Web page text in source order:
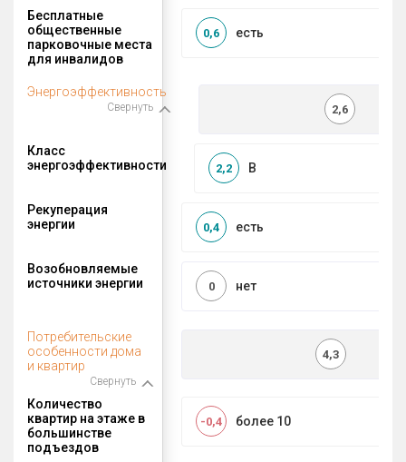
Бесплатные
общественные
парковочные места
для инвалидов
есть
0,6
Энергоэффективность
Свернуть 2,6
Класс
энергоэффективности
B
2,2
Рекуперация
энергии
есть
0,4
Возобновляемые
источники энергии
нет
0
Потребительские
особенности дома
и квартир
Свернуть
4,3
Количество
квартир на этаже в
большинстве
подъездов
более 10
-0,4